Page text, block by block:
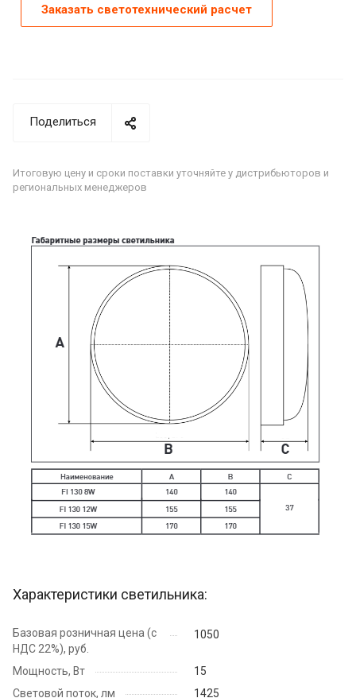
Заказать светотехнический расчет
Поделиться
Итоговую цену и сроки поставки уточняйте у дистрибьюторов и
региональных менеджеров
Характеристики светильника:
Базовая розничная цена (с
НДС 22%), руб.
1050
Мощность, Вт
15
Световой поток, лм
1425